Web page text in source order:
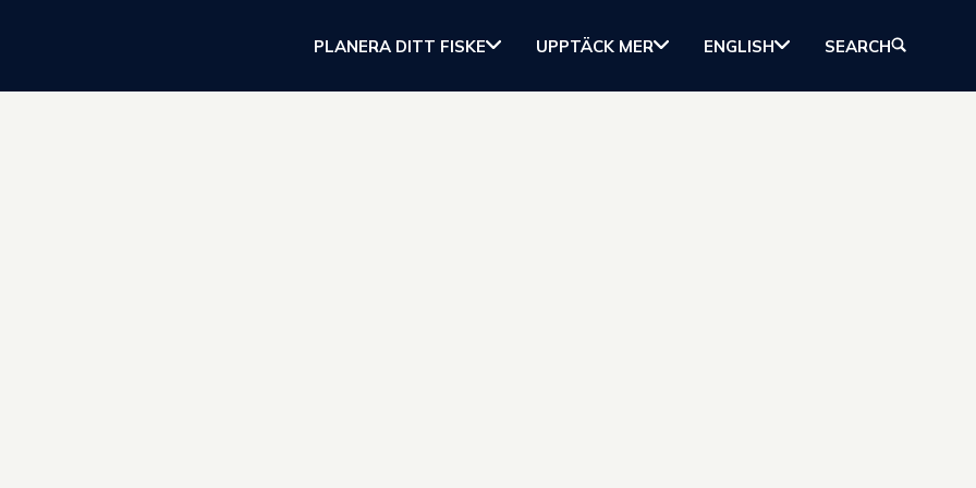
PLANERA DITT FISKE UPPTÄCK MER ENGLISH SEARCH